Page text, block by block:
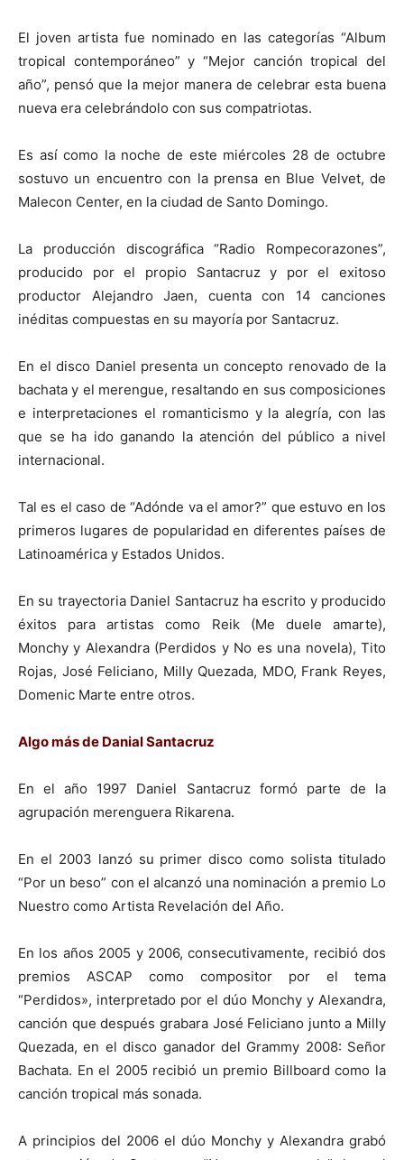
El joven artista fue nominado en las categorías “Album
tropical contemporáneo” y “Mejor canción tropical del
año”, pensó que la mejor manera de celebrar esta buena
nueva era celebrándolo con sus compatriotas.
Es así como la noche de este miércoles 28 de octubre
sostuvo un encuentro con la prensa en Blue Velvet, de
Malecon Center, en la ciudad de Santo Domingo.
La producción discográfica “Radio Rompecorazones”,
producido por el propio Santacruz y por el exitoso
productor Alejandro Jaen, cuenta con 14 canciones
inéditas compuestas en su mayoría por Santacruz.
En el disco Daniel presenta un concepto renovado de la
bachata y el merengue, resaltando en sus composiciones
e interpretaciones el romanticismo y la alegría, con las
que se ha ido ganando la atención del público a nivel
internacional.
Tal es el caso de “Adónde va el amor?” que estuvo en los
primeros lugares de popularidad en diferentes países de
Latinoamérica y Estados Unidos.
En su trayectoria Daniel Santacruz ha escrito y producido
éxitos para artistas como Reik (Me duele amarte),
Monchy y Alexandra (Perdidos y No es una novela), Tito
Rojas, José Feliciano, Milly Quezada, MDO, Frank Reyes,
Domenic Marte entre otros.
Algo más de Danial Santacruz
En el año 1997 Daniel Santacruz formó parte de la
agrupación merenguera Rikarena.
En el 2003 lanzó su primer disco como solista titulado
“Por un beso” con el alcanzó una nominación a premio Lo
Nuestro como Artista Revelación del Año.
En los años 2005 y 2006, consecutivamente, recibió dos
premios ASCAP como compositor por el tema
“Perdidos», interpretado por el dúo Monchy y Alexandra,
canción que después grabara José Feliciano junto a Milly
Quezada, en el disco ganador del Grammy 2008: Señor
Bachata. En el 2005 recibió un premio Billboard como la
canción tropical más sonada.
A principios del 2006 el dúo Monchy y Alexandra grabó